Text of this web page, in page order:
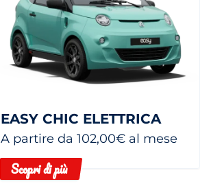
EASY CHIC ELETTRICA
A partire da 102,00€ al mese
Scopri di più